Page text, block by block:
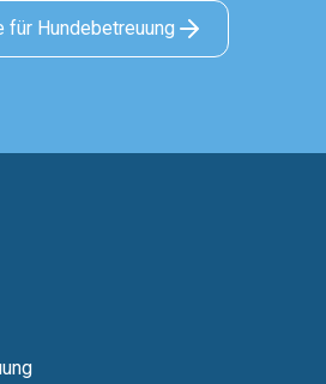
für Hundebetreuung